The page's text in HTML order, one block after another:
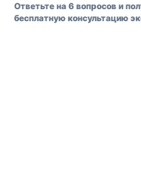
Ответьте на 6 вопросов и
бесплатную консультацию